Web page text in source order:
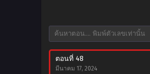
ตอนที่ 48
มีนาคม 17, 2024